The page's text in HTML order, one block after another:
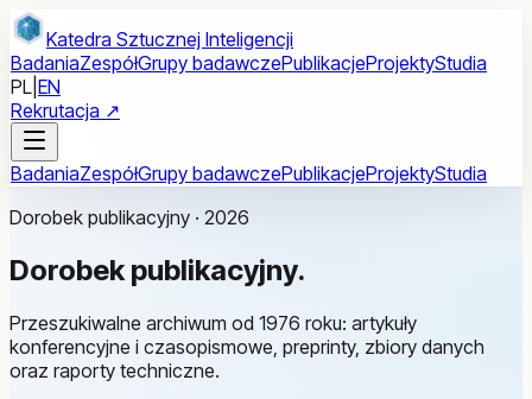
Przejdź do treści głównej
Katedra Sztucznej Inteligencji
BadaniaZespółGrupy badawczePublikacjeProjektyStudia
PL EN
Rekrutacja ↗
BadaniaZespółGrupy badawczePublikacjeProjektyStudia
Dorobek publikacyjny · 2026
Dorobek publikacyjny.
Przeszukiwalne archiwum od 1976 roku: artykuły
konferencyjne i czasopismowe, preprinty, zbiory danych
oraz raporty techniczne.